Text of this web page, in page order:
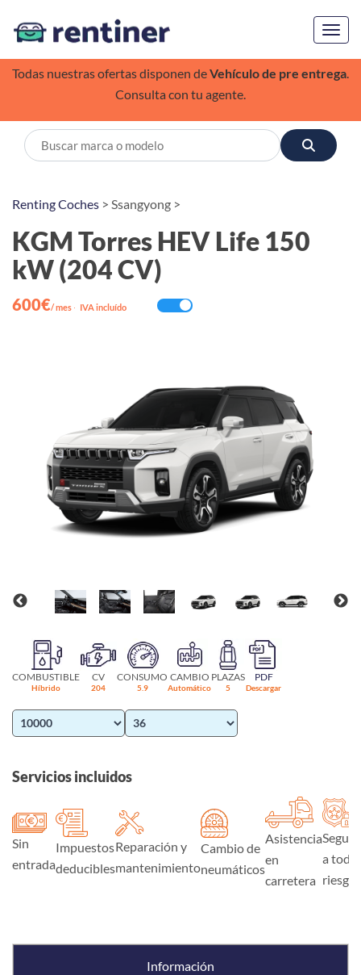
Todas nuestras ofertas disponen deVehículo de pre entrega.
Consulta con tu agente.
Renting Coches > Ssangyong >
KGM Torres HEV Life 150
kW (204 CV)
600€/ mes · IVA incluído
COMBUSTIBLE
Híbrido
CV
204
CONSUMO
5.9
CAMBIO
Automático
PLAZAS
5
PDF
Descargar
Servicios incluidos
Sin
entrada
Impuestos
deducibles
Reparación y
mantenimiento
Cambio de
neumáticos
Asistencia
en
carretera
Seguro
a todo
riesgo
Información